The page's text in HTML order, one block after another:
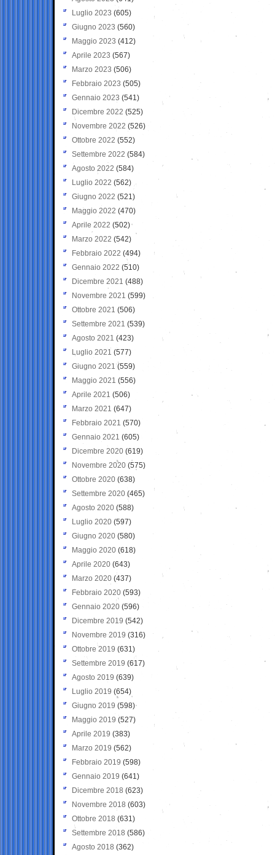
Luglio 2023 (605)
Giugno 2023 (560)
Maggio 2023 (412)
Aprile 2023 (567)
Marzo 2023 (506)
Febbraio 2023 (505)
Gennaio 2023 (541)
Dicembre 2022 (525)
Novembre 2022 (526)
Ottobre 2022 (552)
Settembre 2022 (584)
Agosto 2022 (584)
Luglio 2022 (562)
Giugno 2022 (521)
Maggio 2022 (470)
Aprile 2022 (502)
Marzo 2022 (542)
Febbraio 2022 (494)
Gennaio 2022 (510)
Dicembre 2021 (488)
Novembre 2021 (599)
Ottobre 2021 (506)
Settembre 2021 (539)
Agosto 2021 (423)
Luglio 2021 (577)
Giugno 2021(559)
Maggio 2021 (556)
Aprile 2021 (506)
Marzo 2021 (647)
Febbraio 2021 (570)
Gennaio 2021 (605)
Dicembre 2020 (619)
Novembre 2020 (575)
Ottobre 2020 (638)
Settembre 2020(465)
Agosto 2020 (588)
Luglio 2020 (597)
Giugno 2020 (580)
Maggio 2020 (618)
Aprile 2020 (643)
Marzo 2020 (437)
Febbraio 2020 (593)
Gennaio 2020 (596)
Dicembre 2019 (542)
Novembre 2019 (316)
Ottobre 2019 (631)
Settembre 2019 (617)
Agosto 2019 (639)
Luglio 2019 (654)
Giugno 2019 (598)
Maggio 2019 (527)
Aprile 2019 (383)
Marzo 2019 (562)
Febbraio 2019 (598)
Gennaio 2019 (641)
Dicembre 2018 (623)
Novembre 2018 (603)
Ottobre 2018 (631)
Settembre 2018 (586)
Agosto 2018 (362)